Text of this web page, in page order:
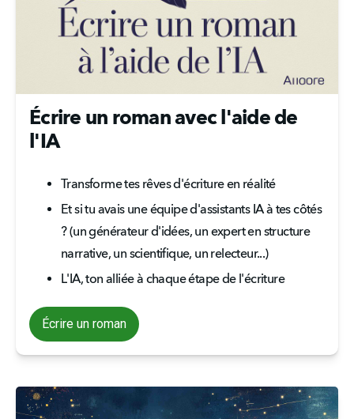
Écrire un roman avec l'aide de
l'IA
Transforme tes rêves d'écriture en réalité
Et si tu avais une équipe d'assistants IA à tes côtés
? (un générateur d'idées, un expert en structure
narrative, un scientifique, un relecteur...)
L'IA, ton alliée à chaque étape de l'écriture
Écrire un roman